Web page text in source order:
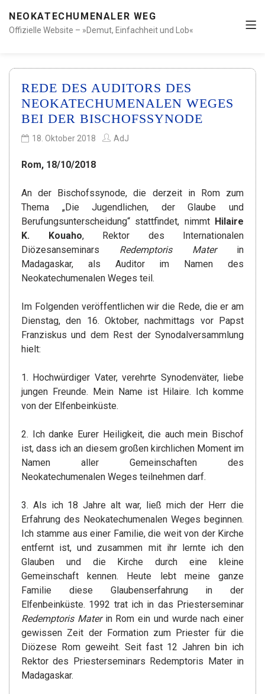
NEOKATECHUMENALER WEG
Offizielle Website – »Demut, Einfachheit und Lob«
REDE DES AUDITORS DES
NEOKATECHUMENALEN WEGES
BEI DER BISCHOFSSYNODE
18. Oktober 2018 AdJ
Rom, 18/10/2018
An der Bischofssynode, die derzeit in Rom zum
Thema „Die Jugendlichen, der Glaube und
Berufungsunterscheidung“ stattfindet, nimmt Hilaire
K. Kouaho, Rektor des Internationalen
Diözesanseminars Redemptoris Materin
Madagaskar, als Auditor im Namen des
Neokatechumenalen Weges teil.
Im Folgenden veröffentlichen wir die Rede, die er am
Dienstag, den 16. Oktober, nachmittags vor Papst
Franziskus und dem Rest der Synodalversammlung
hielt:
1. Hochwürdiger Vater, verehrte Synodenväter, liebe
jungen Freunde. Mein Name ist Hilaire. Ich komme
von der Elfenbeinküste.
2. Ich danke Eurer Heiligkeit, die auch mein Bischof
ist, dass ich an diesem großen kirchlichen Moment im
Namen aller Gemeinschaften des
Neokatechumenalen Weges teilnehmen darf.
3. Als ich 18 Jahre alt war, ließ mich der Herr die
Erfahrung des Neokatechumenalen Weges beginnen.
Ich stamme aus einer Familie, die weit von der Kirche
entfernt ist, und zusammen mit ihr lernte ich den
Glauben und die Kirche durch eine kleine
Gemeinschaft kennen. Heute lebt meine ganze
Familie diese Glaubenserfahrung in der
Elfenbeinküste. 1992 trat ich in das Priesterseminar
Redemptoris Materin Rom ein und wurde nach einer
gewissen Zeit der Formation zum Priester für die
Diözese Rom geweiht. Seit fast 12 Jahren bin ich
Rektor des Priesterseminars Redemptoris Mater in
Madagaskar.